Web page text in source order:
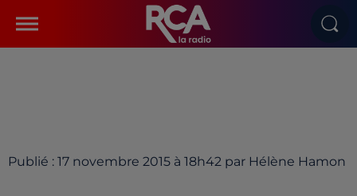
Publié : 17 novembre 2015 à 18h42 par Hélène Hamon